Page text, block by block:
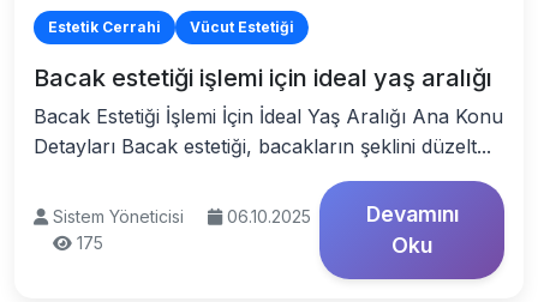
Estetik Cerrahi Vücut Estetiği
Bacak estetiği işlemi için ideal yaş aralığı
Bacak Estetiği İşlemi İçin İdeal Yaş Aralığı Ana Konu
Detayları Bacak estetiği, bacakların şeklini düzelt...
Sistem Yöneticisi
06.10.2025
175
Devamını
Oku